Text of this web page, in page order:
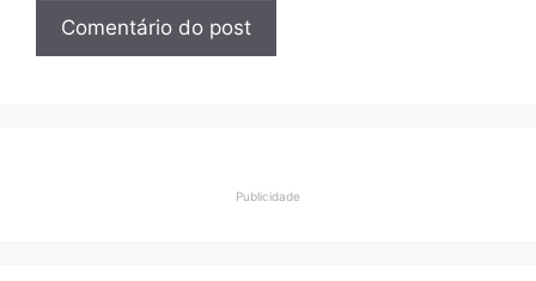
Publicidade